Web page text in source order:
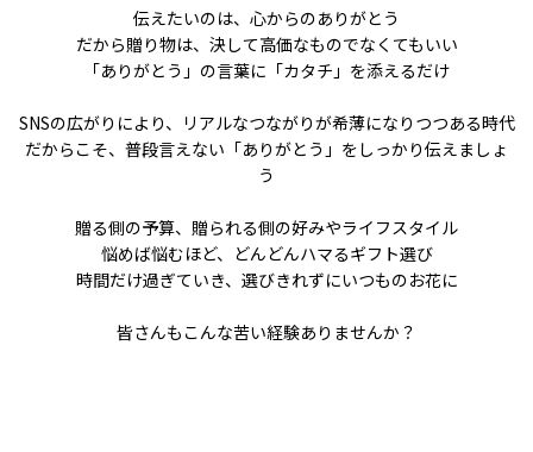
伝えたいのは、心からのありがとう
だから贈り物は、決して高価なものでなくてもいい
「ありがとう」の言葉に「カタチ」を添えるだけ
SNSの広がりにより、リアルなつながりが希薄になりつつある時代
だからこそ、普段言えない「ありがとう」をしっかり伝えましょ
う
贈る側の予算、贈られる側の好みやライフスタイル
悩めば悩むほど、どんどんハマるギフト選び
時間だけ過ぎていき、選びきれずにいつものお花に
皆さんもこんな苦い経験ありませんか？